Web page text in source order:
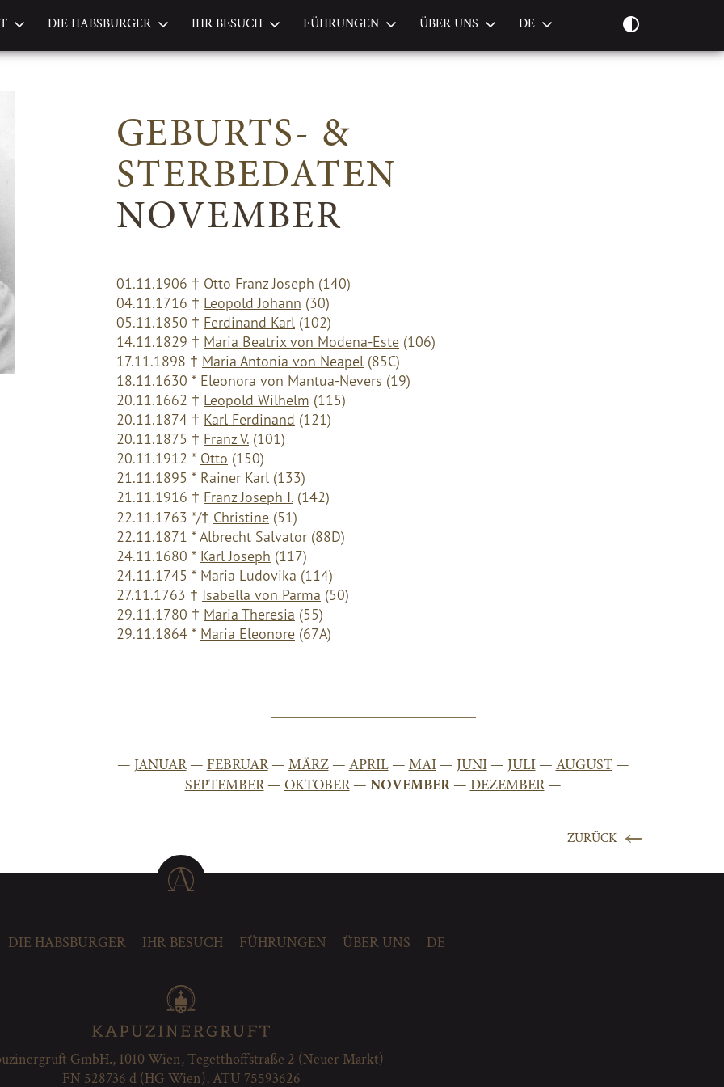
DIE HABSBURGER IHR BESUCH FÜHRUNGEN ÜBER UNS DE
GEBURTS- &
STERBEDATEN
NOVEMBER
01.11.1906 † Otto Franz Joseph (140)
04.11.1716 † Leopold Johann (30)
05.11.1850 † Ferdinand Karl (102)
14.11.1829 † Maria Beatrix von Modena-Este (106)
17.11.1898 † Maria Antonia von Neapel (85C)
18.11.1630 * Eleonora von Mantua-Nevers (19)
20.11.1662 † Leopold Wilhelm (115)
20.11.1874 † Karl Ferdinand (121)
20.11.1875 † Franz V. (101)
20.11.1912 * Otto (150)
21.11.1895 * Rainer Karl (133)
21.11.1916 † Franz Joseph I. (142)
22.11.1763 */† Christine (51)
22.11.1871 *Albrecht Salvator (88D)
24.11.1680 * Karl Joseph (117)
24.11.1745 * Maria Ludovika (114)
27.11.1763 † Isabella von Parma (50)
29.11.1780 † Maria Theresia (55)
29.11.1864 * Maria Eleonore (67A)
— JANUAR— FEBRUAR— MÄRZ— APRIL— MAI— JUNI— JULI— AUGUST—
SEPTEMBER— OKTOBER— NOVEMBER— DEZEMBER—
ZURÜCK
DIE HABSBURGER IHR BESUCH FÜHRUNGEN ÜBER UNS DE
GmbH., 1010 Wien, Tegetthoffstraße 2 (Neuer Markt)
FN 528736 d (HG Wien), ATU 75593626